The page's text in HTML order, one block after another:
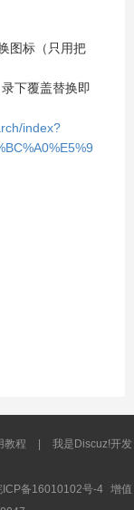
图标（只用把
下覆盖替换即
index?
教程
我是Discuz!开发
ICP备16010102号-4 增值